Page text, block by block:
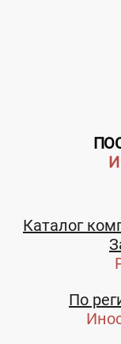
Каталог
По